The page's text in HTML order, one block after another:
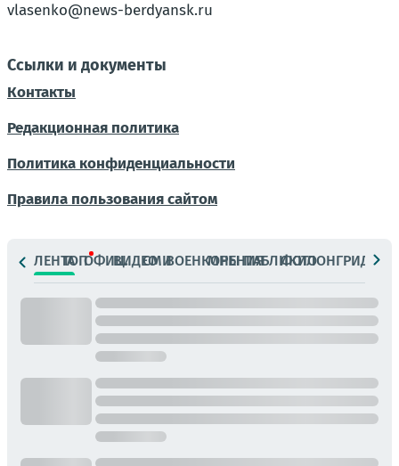
vlasenko@news-berdyansk.ru
Ссылки и документы
Контакты
Редакционная политика
Политика конфиденциальности
Правила пользования сайтом
ЛЕНТАТОПОФИЦ.ВИДЕОСМИВОЕНКОРЫ
МНЕНИЯПАБЛИКИ
ФОТОЛОНГРИДЫ